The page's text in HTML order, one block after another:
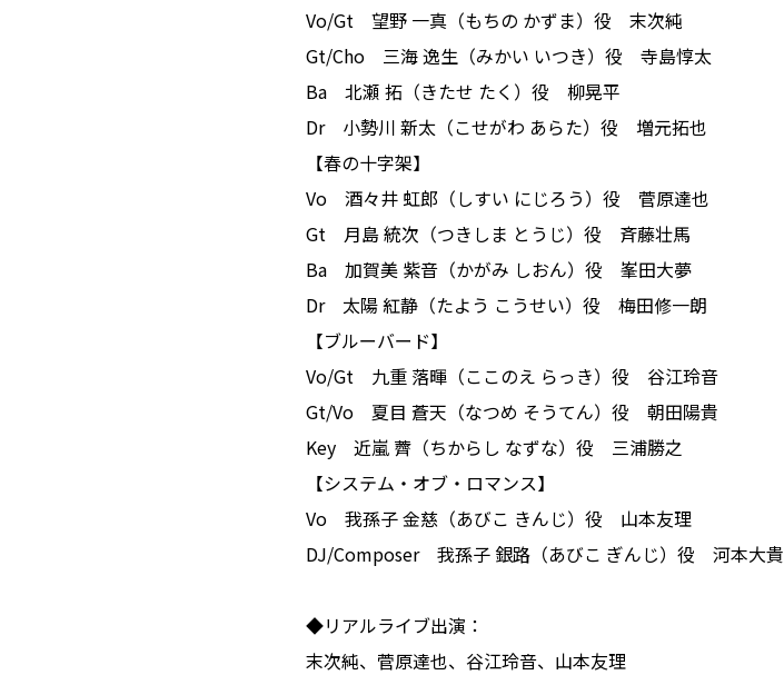
Vo/Gt 望野 一真（もちの かずま）役 末次純
Gt/Cho 三海 逸生（みかい いつき）役 寺島惇太
Ba 北瀬 拓（きたせ たく）役 柳晃平
Dr 小勢川 新太（こせがわ あらた）役 増元拓也
【春の十字架】
Vo 酒々井 虹郎（しすい にじろう）役 菅原達也
Gt 月島 統次（つきしま とうじ）役 斉藤壮馬
Ba 加賀美 紫音（かがみ しおん）役 峯田大夢
Dr 太陽 紅静（たよう こうせい）役 梅田修一朗
【ブルーバード】
Vo/Gt 九重 落暉（ここのえ らっき）役 谷江玲音
Gt/Vo 夏目 蒼天（なつめ そうてん）役 朝田陽貴
Key 近嵐 薺（ちからし なずな）役 三浦勝之
【システム・オブ・ロマンス】
Vo 我孫子 金慈（あびこ きんじ）役 山本友理
DJ/Composer 我孫子 銀路（あびこ ぎんじ）役 河本大貴
◆リアルライブ出演：
末次純、菅原達也、谷江玲音、山本友理